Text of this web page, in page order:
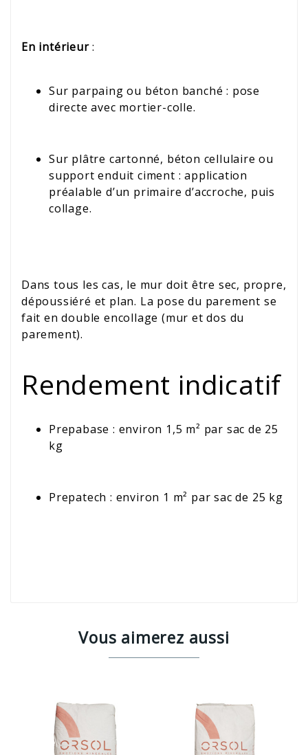
En intérieur:
Sur parpaing ou béton banché : pose
directe avec mortier-colle.
Sur plâtre cartonné, béton cellulaire ou
support enduit ciment : application
préalable d’un primaire d’accroche, puis
collage.
Dans tous les cas, le mur doit être sec, propre,
dépoussiéré et plan. La pose du parement se
fait en double encollage (mur et dos du
parement).
Rendement indicatif
Prepabase : environ 1,5 m² par sac de 25
kg
Prepatech : environ 1 m² par sac de 25 kg
Vous aimerez aussi